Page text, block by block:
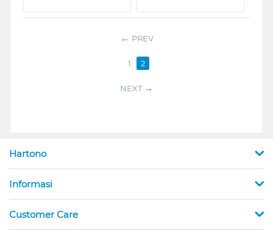
PREV
1 2
NEXT
Hartono
Informasi
Customer Care